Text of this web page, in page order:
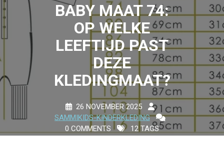
BABY MAAT 74:
OP WELKE
LEEFTIJD PAST
DEZE
KLEDINGMAAT?
26 NOVEMBER 2025
SAMMIKIDS-KINDERKLEDING
0 COMMENTS
12 TAGS